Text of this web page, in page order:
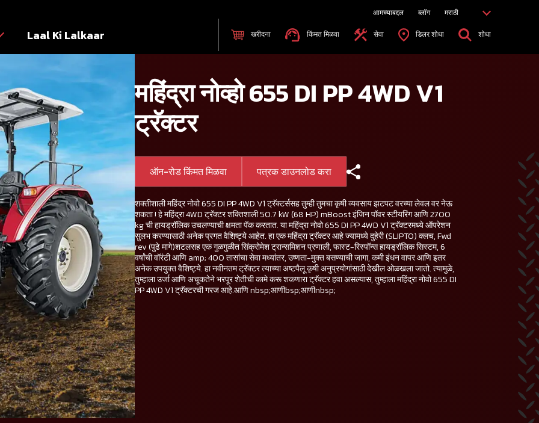
आमच्याबद्दल ब्लॉग मराठी
Laal Ki Lalkaar खरीदना किंमत मिळवा सेवा डिलर शोधा शोधा
महिंद्रा नोव्हो 655 DI PP 4WD V1
ट्रॅक्टर
ऑन-रोड किंमत मिळवा पत्रक डाउनलोड करा
शक्तीशाली महिंद्र नोवो 655 DI PP 4WD V1 ट्रॅक्टर्ससह तुम्ही तुमचा कृषी व्यवसाय झटपट वरच्या लेवल वर नेऊ
शकता ! हे महिंद्रा 4WD ट्रॅक्टर शक्तिशाली 50.7 kW (68 HP) mBoost इंजिन पॉवर स्टीयरिंग आणि 2700
kg ची हायड्रॉलिक उचलण्याची क्षमता पॅक करतात. या महिंद्रा नोवो 655 DI PP 4WD V1 ट्रॅक्टरमध्ये ऑपरेशन
सुलभ करण्यासाठी अनेक प्रगत वैशिष्ट्ये आहेत. हा एक महिंद्रा ट्रॅक्टर आहे ज्यामध्ये दुहेरी (SLIPTO) क्लच, Fwd
rev (पुढे मागे)शटलसह एक गुळगुळीत सिंक्रोमेश ट्रान्समिशन प्रणाली, फास्ट-रिस्पॉन्स हायड्रॉलिक सिस्टम, 6
वर्षांची वॉरंटी आणि amp; 400 तासांचा सेवा मध्यांतर, उष्णता-मुक्त बसण्याची जागा, कमी इंधन वापर आणि इतर
अनेक उपयुक्त वैशिष्ट्ये. हा नवीनतम ट्रॅक्टर त्याच्या अष्टपैलू कृषी अनुप्रयोगांसाठी देखील ओळखला जातो. त्यामुळे,
तुम्हाला उर्जा आणि अचूकतेने भरपूर शेतीची कामे करू शकणारा ट्रॅक्टर हवा असल्यास, तुम्हाला महिंद्रा नोवो 655 DI
PP 4WD V1 ट्रॅक्टरची गरज आहे.आणि nbsp;आणीbsp;आणीnbsp;